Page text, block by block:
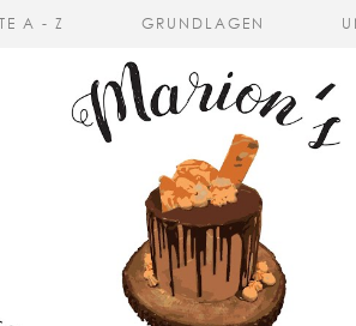
A - Z GRUNDLAGEN